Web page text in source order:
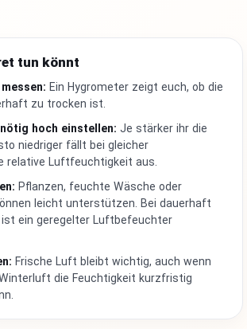
tun könnt
Ein Hygrometer zeigt euch, ob die
zu trocken ist.
hoch einstellen: Je stärker ihr die
niedriger fällt bei gleicher
relative Luftfeuchtigkeit aus.
Pflanzen, feuchte Wäsche oder
leicht unterstützen. Bei dauerhaft
ist ein geregelter Luftbefeuchter
Frische Luft bleibt wichtig, auch wenn
die Feuchtigkeit kurzfristig